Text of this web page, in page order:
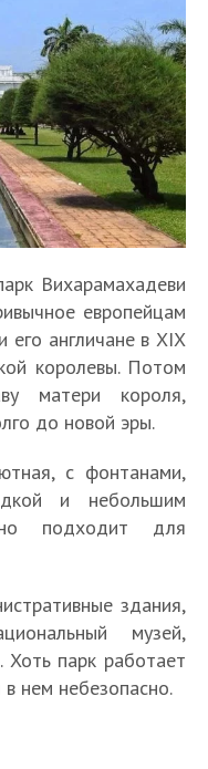
Вихарамахадеви
европейцам
его англичане в XIX
королевы. Потом
матери короля,
до новой эры.
с фонтанами,
и небольшим
подходит для
здания,
музей,
Хоть парк работает
в нем небезопасно.